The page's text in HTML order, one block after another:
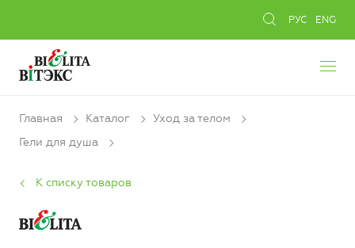
РУС ENG
Главная Каталог
Уход за телом
Гели для душа
К списку товаров